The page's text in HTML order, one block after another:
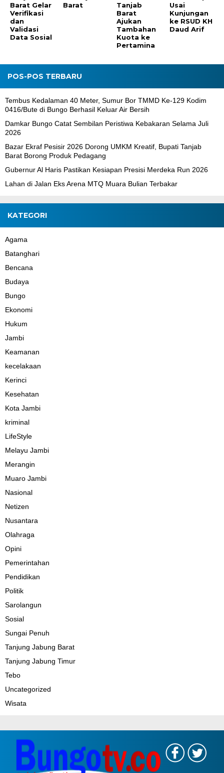
Barat Gelar
Verifikasi
dan
Validasi
Data Sosial
Barat
Tanjab
Barat
Ajukan
Tambahan
Kuota ke
Pertamina
Usai
Kunjungan
ke RSUD KH
Daud Arif
POS-POS TERBARU
Tembus Kedalaman 40 Meter, Sumur Bor TMMD Ke-129 Kodim
0416/Bute di Bungo Berhasil Keluar Air Bersih
Damkar Bungo Catat Sembilan Peristiwa Kebakaran Selama Juli
2026
Bazar Ekraf Pesisir 2026 Dorong UMKM Kreatif, Bupati Tanjab
Barat Borong Produk Pedagang
Gubernur Al Haris Pastikan Kesiapan Presisi Merdeka Run 2026
Lahan di Jalan Eks Arena MTQ Muara Bulian Terbakar
KATEGORI
Agama
Batanghari
Bencana
Budaya
Bungo
Ekonomi
Hukum
Jambi
Keamanan
kecelakaan
Kerinci
Kesehatan
Kota Jambi
kriminal
LifeStyle
Melayu Jambi
Merangin
Muaro Jambi
Nasional
Netizen
Nusantara
Olahraga
Opini
Pemerintahan
Pendidikan
Politik
Sarolangun
Sosial
Sungai Penuh
Tanjung Jabung Barat
Tanjung Jabung Timur
Tebo
Uncategorized
Wisata